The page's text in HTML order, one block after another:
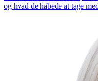
og hvad de håbede at tage